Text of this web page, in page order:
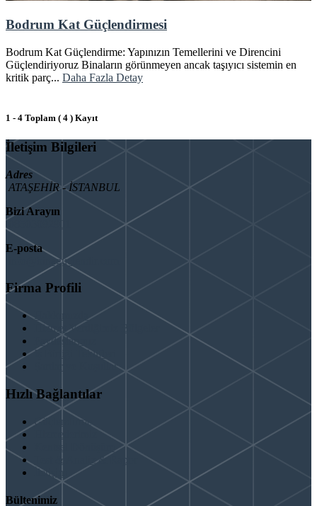
Bodrum Kat Güçlendirmesi
Bodrum Kat Güçlendirme: Yapınızın Temellerini ve Direncini
Güçlendiriyoruz Binaların görünmeyen ancak taşıyıcı sistemin en
kritik parç... Daha Fazla Detay
1 - 4 Toplam ( 4 ) Kayıt
İletişim Bilgileri
Adres
ATAŞEHİR - İSTANBUL
Bizi Arayın
E-posta
info@binaguclendir.com
Firma Profili
Hakkımızda
Hizmet Verdiğimiz Bölgeler
Paydaşlarımız
İş Birliği Teklifleri
Şartlar ve Koşullar
Hızlı Bağlantılar
Güçlendirme
Hizmetlerimiz
Test & Analiz & Rapor
İletişim
Bültenimiz